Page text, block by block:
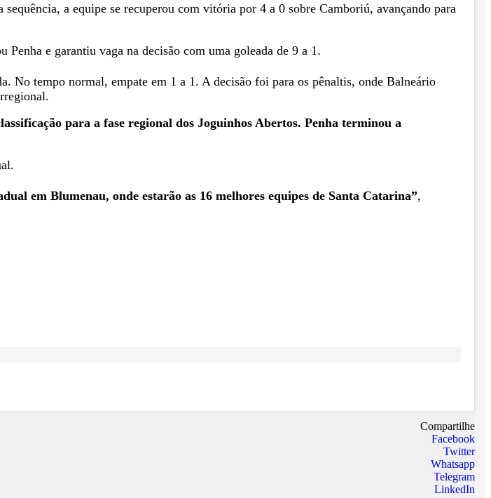
a equipe se recuperou com vitória por 4 a 0 sobre Camboriú, avançando para
e garantiu vaga na decisão com uma goleada de 9 a 1.
No tempo normal, empate em 1 a 1. A decisão foi para os pênaltis, onde Balneário
para a fase regional dos Joguinhos Abertos. Penha terminou a
em Blumenau, onde estarão as 16 melhores equipes de Santa Catarina”,
Compartilhe
Facebook
Twitter
Whatsapp
Telegram
LinkedIn